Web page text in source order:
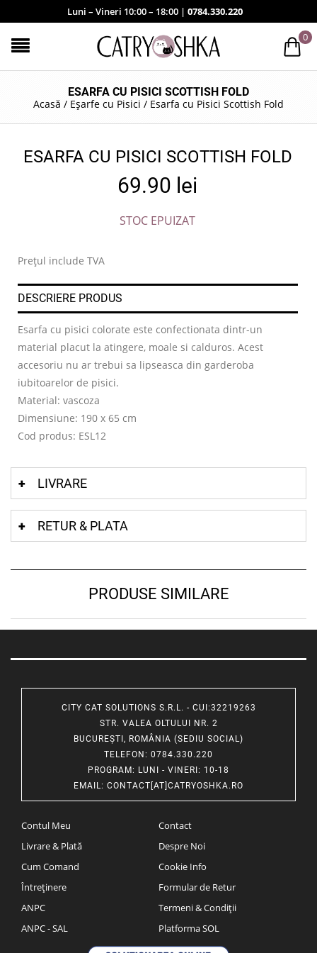
Luni – Vineri 10:00 – 18:00 | 0784.330.220
0
ESARFA CU PISICI SCOTTISH FOLD
Acasă / Eșarfe cu Pisici / Esarfa cu Pisici Scottish Fold
ESARFA CU PISICI SCOTTISH FOLD
69.90 lei
STOC EPUIZAT
Prețul include TVA
DESCRIERE PRODUS
Esarfa cu pisici colorate este confectionata dintr-un
material placut la atingere, moale si calduros. Acest
accesoriu nu ar trebui sa lipseasca din garderoba
iubitoarelor de pisici.
Material: vascoza
Dimensiune: 190 x 65 cm
Cod produs: ESL12
LIVRARE
RETUR & PLATA
PRODUSE SIMILARE
CITY CAT SOLUTIONS S.R.L. - CUI:32219263
STR. VALEA OLTULUI NR. 2
BUCUREȘTI, ROMÂNIA (SEDIU SOCIAL)
TELEFON : 0784.330.220
PROGRAM: LUNI - VINERI: 10-18
EMAIL: CONTACT[AT]CATRYOSHKA.RO
Contul Meu
Livrare & Plată
Cum Comand
Întreținere
ANPC
ANPC - SAL
Contact
Despre Noi
Cookie Info
Formular de Retur
Termeni & Condiții
Platforma SOL